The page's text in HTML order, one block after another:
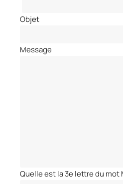
Objet
Message
Quelle est la 3e lettre du mot